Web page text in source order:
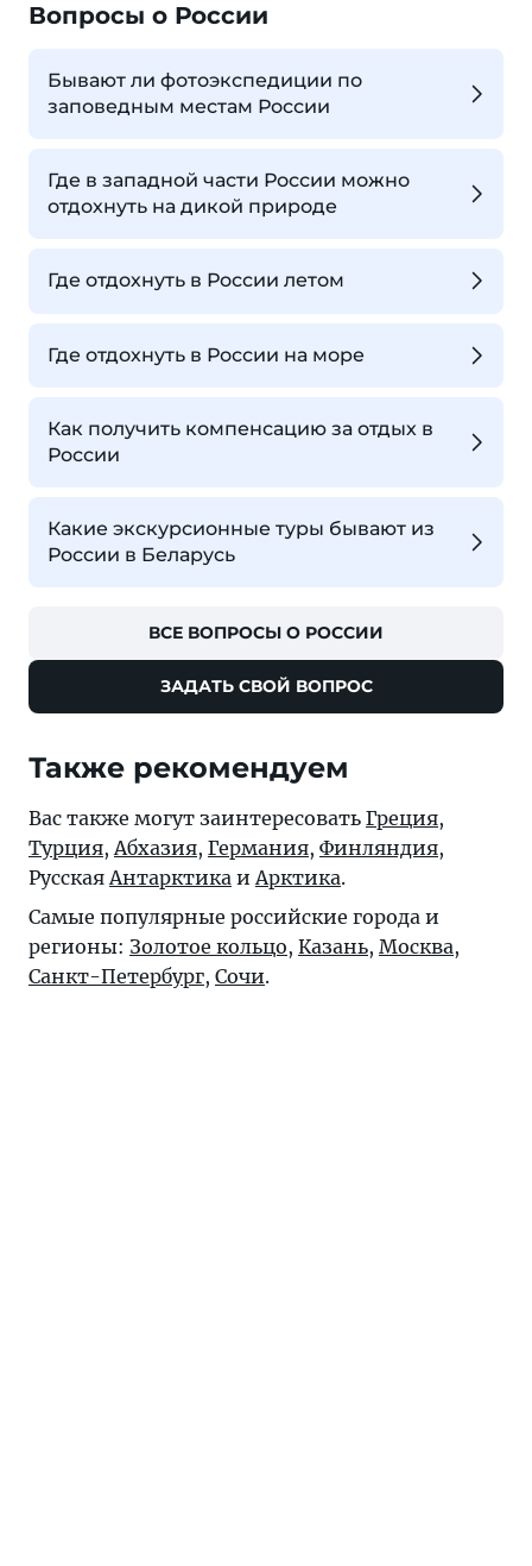
Вопросы о России
Бывают ли фотоэкспедиции по
заповедным местам России
Где в западной части России можно
отдохнуть на дикой природе
Где отдохнуть в России летом
Где отдохнуть в России на море
Как получить компенсацию за отдых в
России
Какие экскурсионные туры бывают из
России в Беларусь
ВСЕ ВОПРОСЫ О РОССИИ
ЗАДАТЬ СВОЙ ВОПРОС
Также рекомендуем
Вас также могут заинтересовать Греция,
Турция, Абхазия, Германия, Финляндия,
Русская Антарктика и Арктика.
Самые популярные российские города и
регионы: Золотое кольцо, Казань, Москва,
Санкт-Петербург, Сочи.